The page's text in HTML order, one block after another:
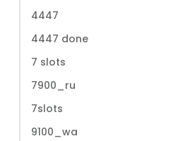
4447
4447 done
7 slots
7900_ru
7slots
9100_wa